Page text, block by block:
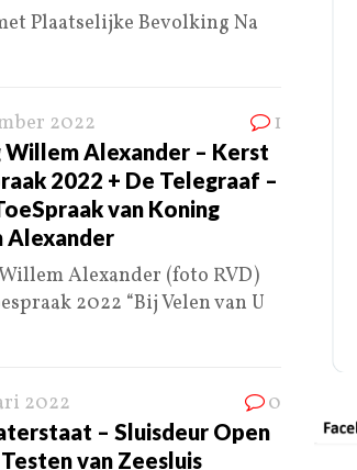
Plaatselijke Bevolking Na
2022 1
Willem Alexander – Kerst
2022 + De Telegraaf –
van Koning
Alexander
Alexander (foto RVD)
2022 “Bij Velen van U
2022 0
– Sluisdeur Open
van Zeesluis